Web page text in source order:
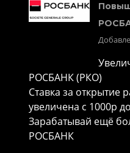
РОСБАНК (РКО)
Ставка за открытие
увеличена с 1000р
Зарабатывай ещё
РОСБАНК